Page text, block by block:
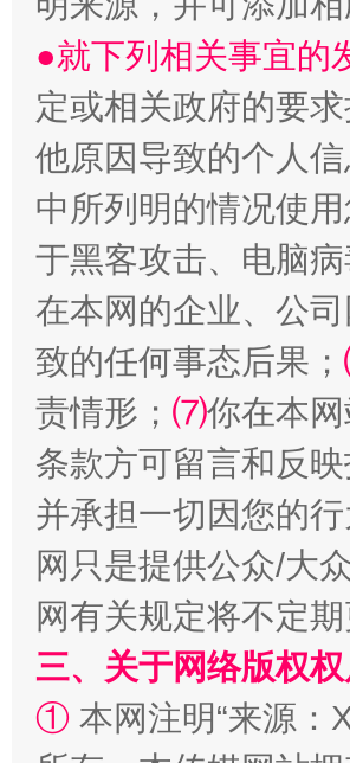
站台名比不上好声名
漫山遍野的桃花与雪山、麦地、白藏房
●就下列相关事宜
定或相关政府的要
他原因导致的个人信
中所列明的情况使
于黑客攻击、电脑
在本网的企业、公
致的任何事态后果；
责情形； ⑺你在本
条款方可留言和反
并承担一切因您的
网只是提供公众/大
网有关规定将不定
三、关于网络版权权
① 本网注明“来源：